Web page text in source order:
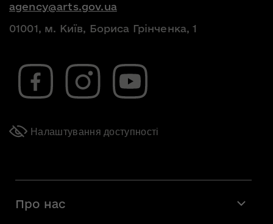
agency@arts.gov.ua
01001, м. Київ, Бориса Грінченка, 1
Налаштування доступності
Про нас